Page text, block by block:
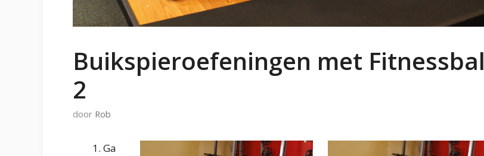
Buikspieroefeningen met Fitnessbal
2
door Rob
Ga